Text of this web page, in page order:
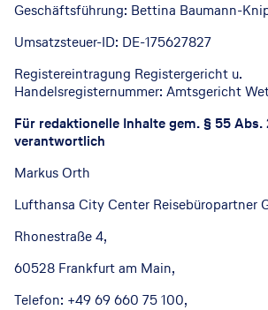
Geschäftsführung: Bettina Baumann-
Umsatzsteuer-ID: DE-175627827
Registereintragung Registergericht u.
Handelsregisternummer: Amtsgericht
Für redaktionelle Inhalte gem. § 55
verantwortlich
Markus Orth
Lufthansa City Center Reisebüropartner
Rhonestraße 4,
60528 Frankfurt am Main,
Telefon: +49 69 660 75 100,